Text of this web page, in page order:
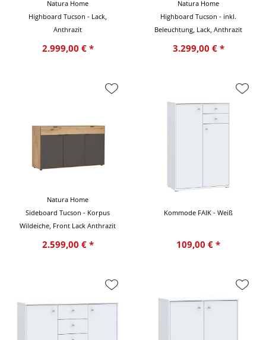
Natura Home
Highboard Tucson - Lack,
Anthrazit
2.999,00 € *
Natura Home
Highboard Tucson - inkl.
Beleuchtung, Lack, Anthrazit
3.299,00 € *
Natura Home
Sideboard Tucson - Korpus
Wildeiche, Front Lack Anthrazit
2.599,00 € *
Kommode FAIK - Weiß
109,00 € *